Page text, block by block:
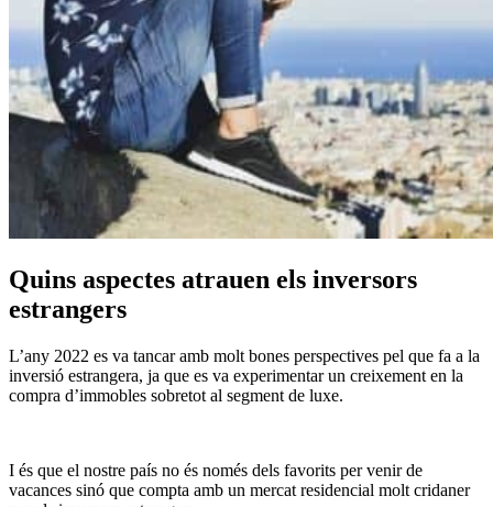
Quins aspectes atrauen els inversors
estrangers
L’any 2022 es va tancar amb molt bones perspectives pel que fa a la
inversió estrangera, ja que es va experimentar un creixement en la
compra d’immobles sobretot al segment de luxe.
I és que el nostre país no és només dels favorits per venir de
vacances sinó que compta amb un mercat residencial molt cridaner